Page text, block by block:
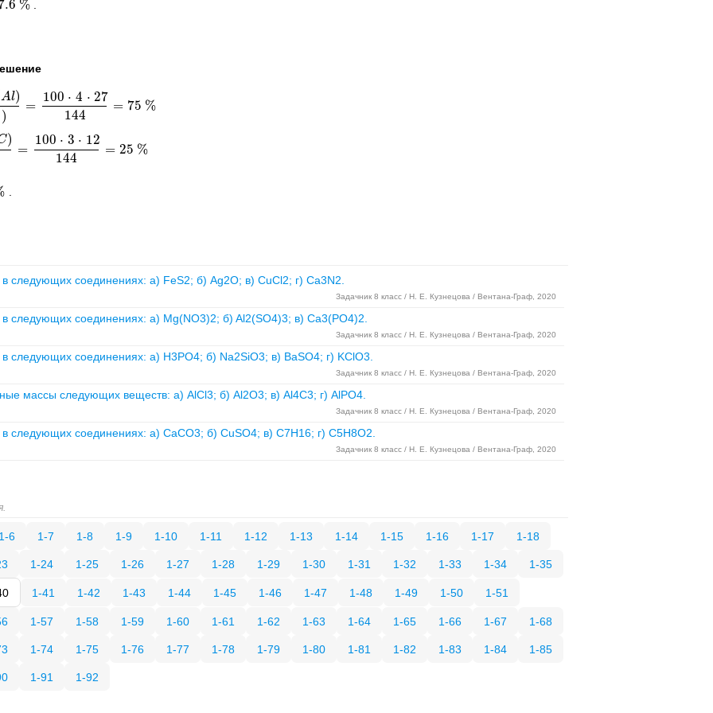
%
Al)
)
=
100 ⋅ 4 ⋅ 27
144
= 75 %
3)= 100 ⋅4⋅27144=75%
)
=
100 ⋅ 3 ⋅ 12
144
= 25 %
3) =100⋅3⋅12144=25 %
следующих соединениях: а) FeS2; б) Ag2O; в) CuCl2; г) Ca3N2.
Задачник 8 класс / Н. Е. Кузнецова / Вентана-Граф, 2020
следующих соединениях: а) Mg(NO3)2; б) Al2(SO4)3; в) Ca3(PO4)2.
Задачник 8 класс / Н. Е. Кузнецова / Вентана-Граф, 2020
следующих соединениях: а) H3PO4; б) Na2SiO3; в) BaSO4; г) KClO3.
Задачник 8 класс / Н. Е. Кузнецова / Вентана-Граф, 2020
массы следующих веществ: а) AlCl3; б) Al2O3; в) Al4C3; г) AlPO4.
Задачник 8 класс / Н. Е. Кузнецова / Вентана-Граф, 2020
следующих соединениях: а) CaCO3; б) CuSO4; в) C7H16; г) C5H8O2.
Задачник 8 класс / Н. Е. Кузнецова / Вентана-Граф, 2020
1-6 1-7 1-8 1-9 1-10 1-11 1-12 1-13 1-14 1-15 1-16 1-17 1-18
1-24 1-25 1-26 1-27 1-28 1-29 1-30 1-31 1-32 1-33 1-34 1-35
1-41 1-42 1-43 1-44 1-45 1-46 1-47 1-48 1-49 1-50 1-51
1-57 1-58 1-59 1-60 1-61 1-62 1-63 1-64 1-65 1-66 1-67 1-68
1-74 1-75 1-76 1-77 1-78 1-79 1-80 1-81 1-82 1-83 1-84 1-85
1-91 1-92